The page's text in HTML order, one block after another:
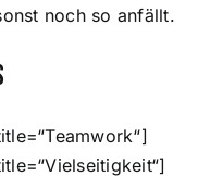
noch so anfällt.